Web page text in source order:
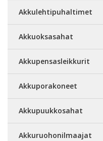
Akkulehtipuhaltimet
Akkuoksasahat
Akkupensasleikkurit
Akkuporakoneet
Akkupuukkosahat
Akkuruohonilmaajat